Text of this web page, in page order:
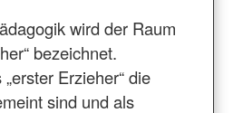
wird der Raum
bezeichnet.
Erzieher“ die
sind und als